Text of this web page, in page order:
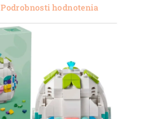
Podrobnosti hodnotenia